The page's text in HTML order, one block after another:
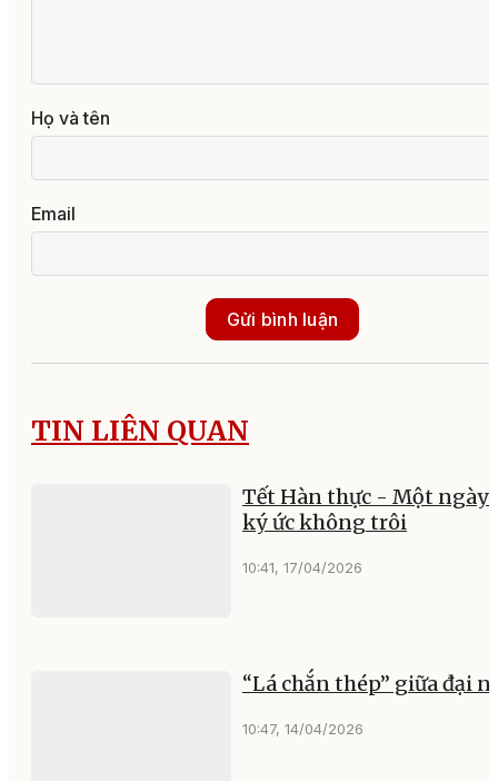
Họ và tên
Email
Gửi bình luận
TIN LIÊN QUAN
Tết Hàn thực - Một ngày
ký ức không trôi
10:41, 17/04/2026
“Lá chắn thép” giữa đại
10:47, 14/04/2026